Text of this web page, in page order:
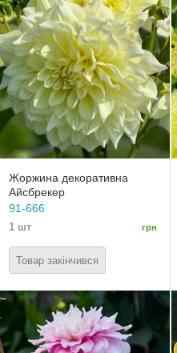
Жоржина декоративна
Айсбрекер
91-666
1 шт грн
Товар закінчився